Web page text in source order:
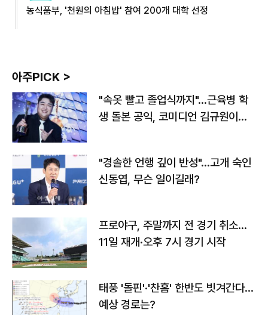
농식품부, '천원의 아침밥' 참여 200개 대학 선정
아주PICK >
"속옷 빨고 졸업식까지"…근육병 학
생 돌본 공익, 코미디언 김규원이었
"경솔한 언행 깊이 반성"…고개 숙인
신동엽, 무슨 일이길래?
프로야구, 주말까지 전 경기 취소…
11일 재개·오후 7시 경기 시작
태풍 '돌핀'·'찬홈' 한반도 빗겨간다…
예상 경로는?